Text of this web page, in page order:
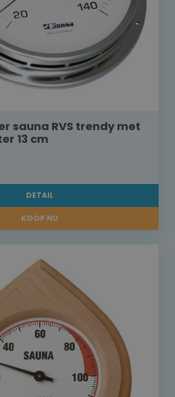
sauna RVS trendy met
13 cm
DETAIL
KOOP NU